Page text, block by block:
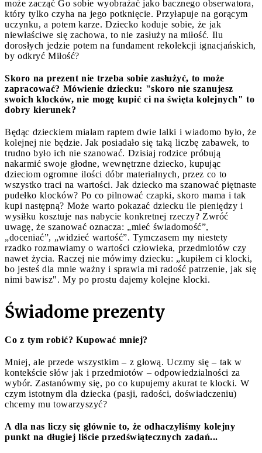
może zacząć Go sobie wyobrażać jako bacznego obserwatora,
który tylko czyha na jego potknięcie. Przyłapuje na gorącym
uczynku, a potem karze. Dziecko koduje sobie, że jak
niewłaściwe się zachowa, to nie zasłuży na miłość. Ilu
dorosłych jedzie potem na fundament rekolekcji ignacjańskich,
by odkryć Miłość?
Skoro na prezent nie trzeba sobie zasłużyć, to może
zapracować? Mówienie dziecku: "skoro nie szanujesz
swoich klocków, nie mogę kupić ci na święta kolejnych" to
dobry kierunek?
Będąc dzieckiem miałam raptem dwie lalki i wiadomo było, że
kolejnej nie będzie. Jak posiadało się taką liczbę zabawek, to
trudno było ich nie szanować. Dzisiaj rodzice próbują
nakarmić swoje głodne, wewnętrzne dziecko, kupując
dzieciom ogromne ilości dóbr materialnych, przez co to
wszystko traci na wartości. Jak dziecko ma szanować piętnaste
pudełko klocków? Po co pilnować czapki, skoro mama i tak
kupi następną? Może warto pokazać dziecku ile pieniędzy i
wysiłku kosztuje nas nabycie konkretnej rzeczy? Zwróć
uwagę, że szanować oznacza: „mieć świadomość”,
„doceniać”, „widzieć wartość”. Tymczasem my niestety
rzadko rozmawiamy o wartości człowieka, przedmiotów czy
nawet życia. Raczej nie mówimy dziecku: „kupiłem ci klocki,
bo jesteś dla mnie ważny i sprawia mi radość patrzenie, jak się
nimi bawisz". My po prostu dajemy kolejne klocki.
Świadome prezenty
Co z tym robić? Kupować mniej?
Mniej, ale przede wszystkim – z głową. Uczmy się – tak w
kontekście słów jak i przedmiotów – odpowiedzialności za
wybór. Zastanówmy się, po co kupujemy akurat te klocki. W
czym istotnym dla dziecka (pasji, radości, doświadczeniu)
chcemy mu towarzyszyć?
A dla nas liczy się głównie to, że odhaczyliśmy kolejny
punkt na długiej liście przedświątecznych zadań...